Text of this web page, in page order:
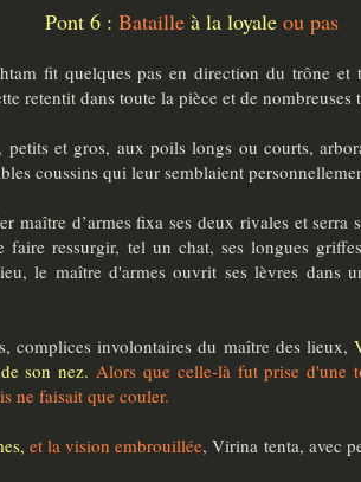
Pont 6 : Bataille à la loyale ou pas
fit quelques pas en direction du trône
retentit dans toute la pièce et de nombreuses
et gros, aux poils longs ou courts,
coussins qui leur semblaient
d’armes fixa ses deux rivales et serra
faire ressurgir, tel un chat, ses longues
le maître d'armes ouvrit ses lèvres dans
complices involontaires du maître des lieux,
son nez.Alors que celle-là fut prise d'une
ne faisait que couler.
et la vision embrouillée, Virina tenta, avec